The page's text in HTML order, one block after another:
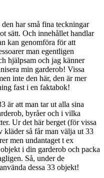
har små fina teckningar
sätt. Och innehållet handlar
kan genomföra för att
man egentligen
hjälpsam och jag känner
min garderob! Vissa
inte den här, den är mer
fast i en faktabok!
är att man tar ut alla sina
byråer och i vilka
Ur det här berget (för vissa
kläder så får man välja ut 33
men undantaget t ex
i din garderob och packa
Så, under de
dessa 33 objekt!